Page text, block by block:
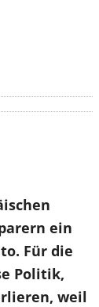
ein
Für die
Politik,
weil